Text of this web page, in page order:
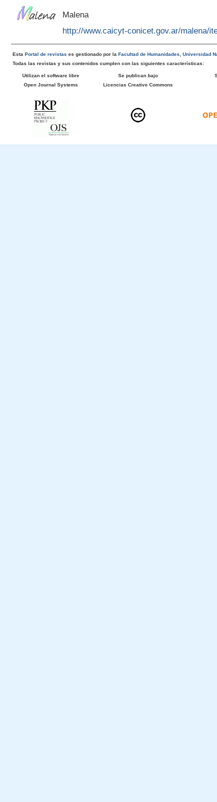
Malena
http://www.caicyt-conicet.gov.ar/malena/
EstaPortal de revistas es gestionado por laFacultad de Humanidades ,Universidad
Todas las revistas y sus contenidos cumplen con las siguientes características:
Utilizan el software libre
Open Journal Systems
Se publican bajo
Licencias Creative Commons